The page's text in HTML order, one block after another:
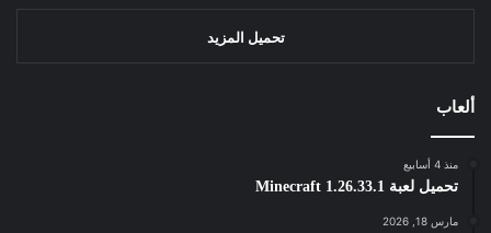
تحميل المزيد
ألعاب
منذ 4 أسابيع
تحميل لعبة Minecraft 1.26.33.1
مارس 18, 2026